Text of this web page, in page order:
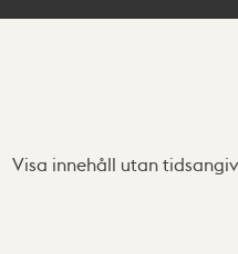
Visa innehåll utan